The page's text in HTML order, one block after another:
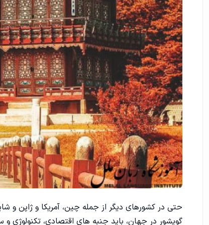
حتی در کشورهای دیگر از جمله چین، آمریکا و ژاپن و
گویشور در جهان، باید جنبه های اقتصادی، تکنولوژی